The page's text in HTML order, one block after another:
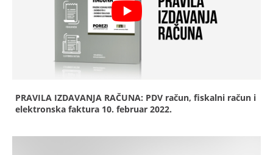
PRAVILA IZDAVANJA RAČUNA: PDV račun, fiskalni račun i
elektronska faktura 10. februar 2022.